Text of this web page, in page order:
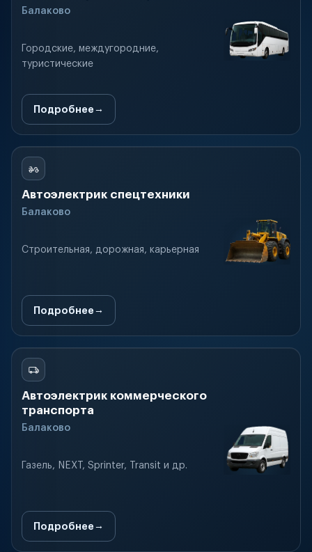
Балаково
Городские, междугородние,
туристические
Подробнее
Автоэлектрик спецтехники
Балаково
Строительная, дорожная, карьерная
Подробнее
Автоэлектрик коммерческого
транспорта
Балаково
Газель, NEXT, Sprinter, Transit и др.
Подробнее